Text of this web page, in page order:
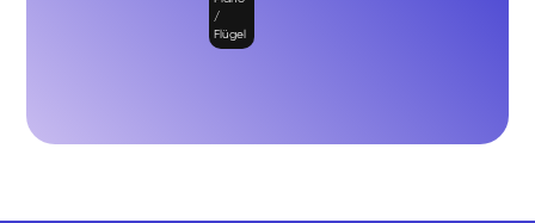
/
Flügel